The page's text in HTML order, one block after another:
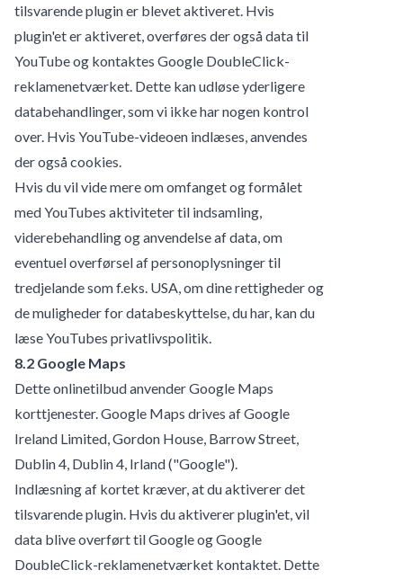
tilsvarende plugin er blevet aktiveret. Hvis
plugin'et er aktiveret, overføres der også data til
YouTube og kontaktes Google DoubleClick-
reklamenetværket. Dette kan udløse yderligere
databehandlinger, som vi ikke har nogen kontrol
over. Hvis YouTube-videoen indlæses, anvendes
der også cookies.
Hvis du vil vide mere om omfanget og formålet
med YouTubes aktiviteter til indsamling,
viderebehandling og anvendelse af data, om
eventuel overførsel af personoplysninger til
tredjelande som f.eks. USA, om dine rettigheder og
de muligheder for databeskyttelse, du har, kan du
læse YouTubes privatlivspolitik.
8.2 Google Maps
Dette onlinetilbud anvender Google Maps
korttjenester. Google Maps drives af Google
Ireland Limited, Gordon House, Barrow Street,
Dublin 4, Dublin 4, Irland ("Google").
Indlæsning af kortet kræver, at du aktiverer det
tilsvarende plugin. Hvis du aktiverer plugin'et, vil
data blive overført til Google og Google
DoubleClick-reklamenetværket kontaktet. Dette